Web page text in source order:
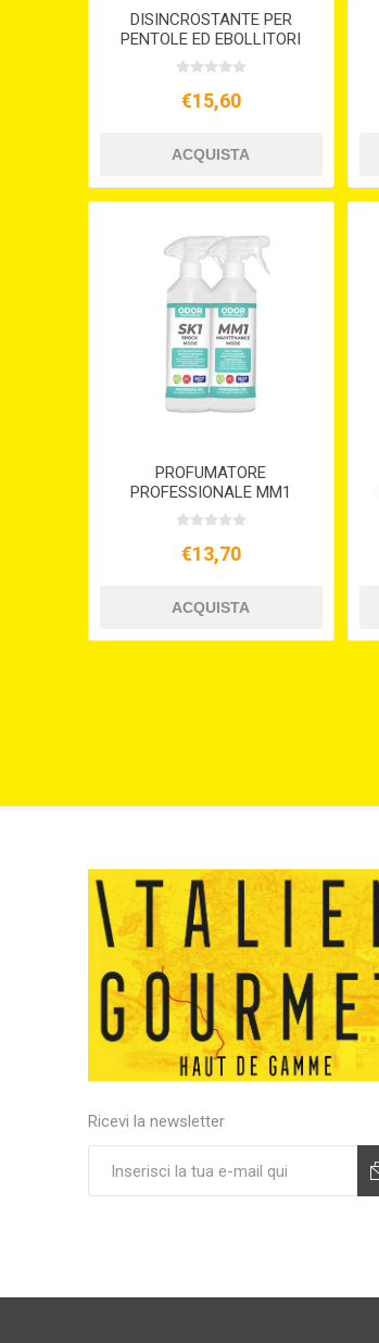
DISINCROSTANTE PER
PENTOLE ED EBOLLITORI
DISKAL LT.5
€15,60
PROFUMATORE
PROFESSIONALE MM1
ML.600
€13,70
Ricevi la newsletter